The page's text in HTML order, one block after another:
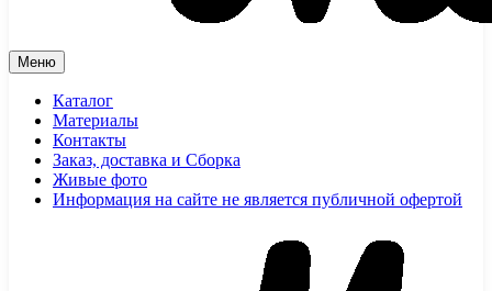
Меню
Каталог
Материалы
Контакты
Заказ, доставка и Сборка
Живые фото
Информация на сайте не является публичной офертой